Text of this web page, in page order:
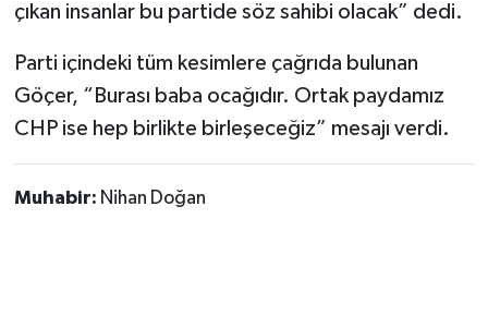
çıkan insanlar bu partide söz sahibi olacak” dedi.
Parti içindeki tüm kesimlere çağrıda bulunan
Göçer, “Burası baba ocağıdır. Ortak paydamız
CHP ise hep birlikte birleşeceğiz” mesajı verdi.
Muhabir: Nihan Doğan